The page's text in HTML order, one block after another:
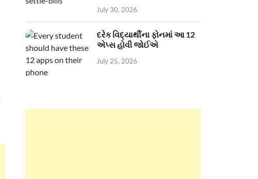
July 30, 2026
દરેક વિદ્યાર્થીના ફોનમાં આ 12
એપ્સ હોવી જોઈએ
July 25, 2026